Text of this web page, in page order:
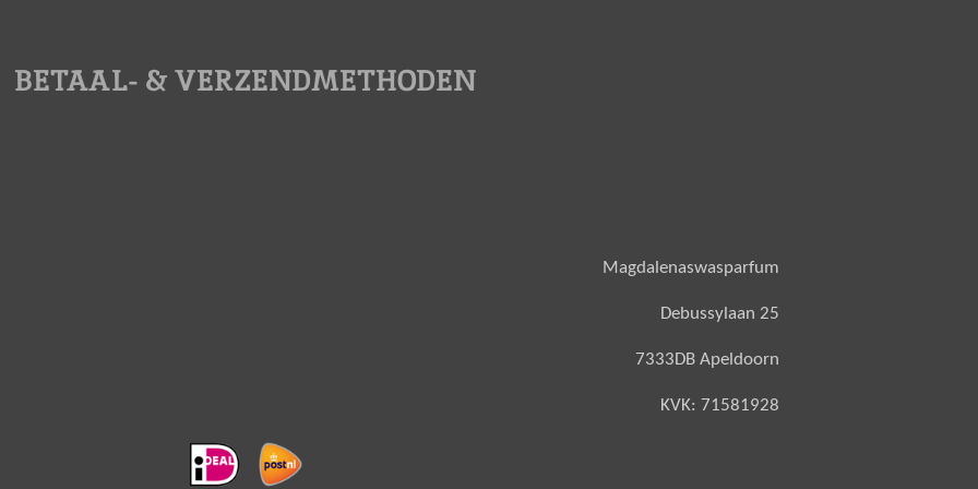
BETAAL- & VERZENDMETHODEN
Magdalenaswasparfum
Debussylaan 25
7333DB Apeldoorn
KVK: 71581928